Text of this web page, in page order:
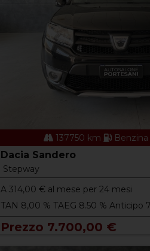
137750 km
Dacia Sandero
Stepway
A 314,00 € al mese per 24 mesi
TAN 8,00 % TAEG 8.50 % Anticipo
Prezzo 7.700,00 €